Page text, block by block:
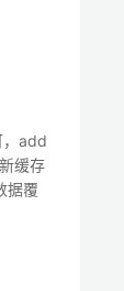
，add
缓存
据覆